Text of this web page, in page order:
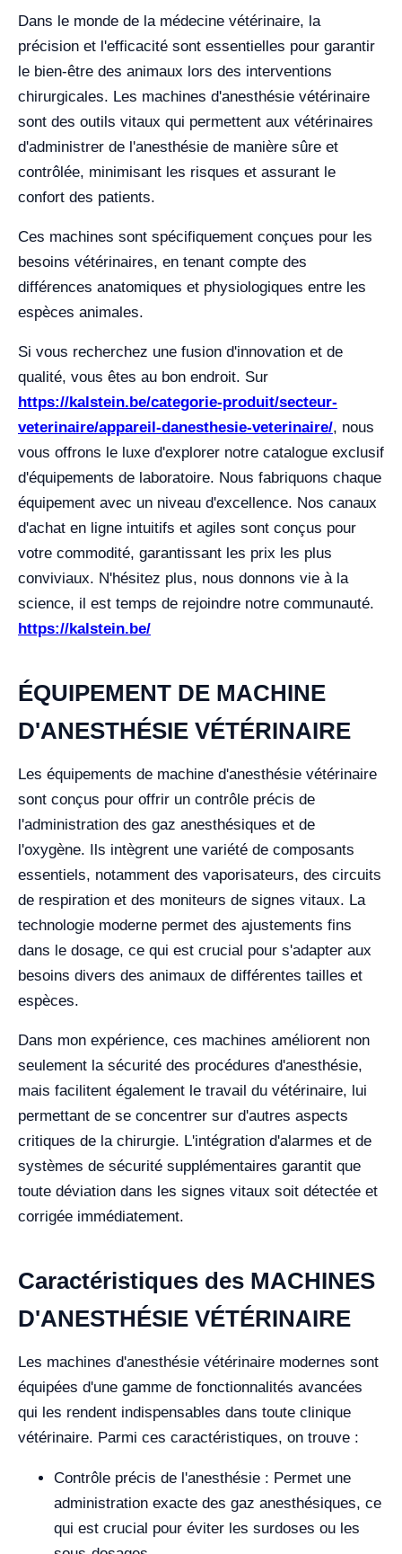
Dans le monde de la médecine vétérinaire, la
précision et l'efficacité sont essentielles pour garantir
le bien-être des animaux lors des interventions
chirurgicales. Les machines d'anesthésie vétérinaire
sont des outils vitaux qui permettent aux vétérinaires
d'administrer de l'anesthésie de manière sûre et
contrôlée, minimisant les risques et assurant le
confort des patients.
Ces machines sont spécifiquement conçues pour les
besoins vétérinaires, en tenant compte des
différences anatomiques et physiologiques entre les
espèces animales.
Si vous recherchez une fusion d'innovation et de
qualité, vous êtes au bon endroit. Sur
https://kalstein.be/categorie-produit/secteur-
veterinaire/appareil-danesthesie-veterinaire/, nous
vous offrons le luxe d'explorer notre catalogue exclusif
d'équipements de laboratoire. Nous fabriquons chaque
équipement avec un niveau d'excellence. Nos canaux
d'achat en ligne intuitifs et agiles sont conçus pour
votre commodité, garantissant les prix les plus
conviviaux. N'hésitez plus, nous donnons vie à la
science, il est temps de rejoindre notre communauté.
https://kalstein.be/
ÉQUIPEMENT DE MACHINE
D'ANESTHÉSIE VÉTÉRINAIRE
Les équipements de machine d'anesthésie vétérinaire
sont conçus pour offrir un contrôle précis de
l'administration des gaz anesthésiques et de
l'oxygène. Ils intègrent une variété de composants
essentiels, notamment des vaporisateurs, des circuits
de respiration et des moniteurs de signes vitaux. La
technologie moderne permet des ajustements fins
dans le dosage, ce qui est crucial pour s'adapter aux
besoins divers des animaux de différentes tailles et
espèces.
Dans mon expérience, ces machines améliorent non
seulement la sécurité des procédures d'anesthésie,
mais facilitent également le travail du vétérinaire, lui
permettant de se concentrer sur d'autres aspects
critiques de la chirurgie. L'intégration d'alarmes et de
systèmes de sécurité supplémentaires garantit que
toute déviation dans les signes vitaux soit détectée et
corrigée immédiatement.
Caractéristiques des MACHINES
D'ANESTHÉSIE VÉTÉRINAIRE
Les machines d'anesthésie vétérinaire modernes sont
équipées d'une gamme de fonctionnalités avancées
qui les rendent indispensables dans toute clinique
vétérinaire. Parmi ces caractéristiques, on trouve :
Contrôle précis de l'anesthésie : Permet une
administration exacte des gaz anesthésiques, ce
qui est crucial pour éviter les surdoses ou les